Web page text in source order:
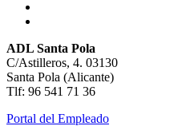
ADL Santa Pola
C/Astilleros, 4. 03130
Santa Pola (Alicante)
Tlf: 96 541 71 36
Portal del Empleado